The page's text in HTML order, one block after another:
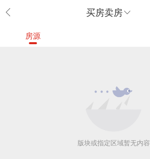
买房卖房
房源
版块或指定区域暂无内容